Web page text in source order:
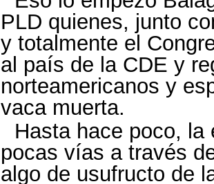
PLD quienes, junto
y totalmente el
al país de la CDE y
norteamericanos y
vaca muerta.
Hasta hace poco,
pocas vías a través
algo de usufructo de